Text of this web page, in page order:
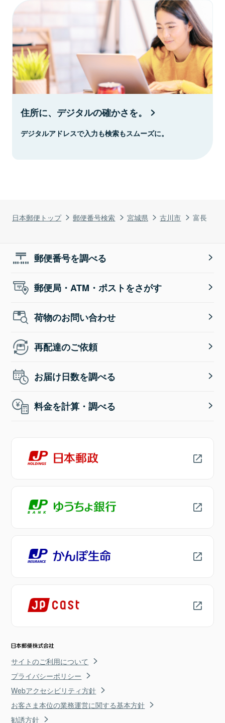
日本郵便トップ 郵便番号検索 宮城県 古川市 富長
住所に、デジタルの確かさを。
デジタルアドレスで入力も検索もスムーズに。
郵便番号を調べる
郵便局・ATM・ポストをさがす
荷物のお問い合わせ
再配達のご依頼
お届け日数を調べる
料金を計算・調べる
サイトのご利用について
プライバシーポリシー
Webアクセシビリティ方針
お客さま本位の業務運営に関する基本方針
勧誘方針